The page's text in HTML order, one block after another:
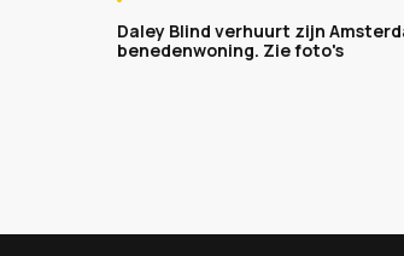
Daley Blind verhuurt zijn
benedenwoning. Zie foto's